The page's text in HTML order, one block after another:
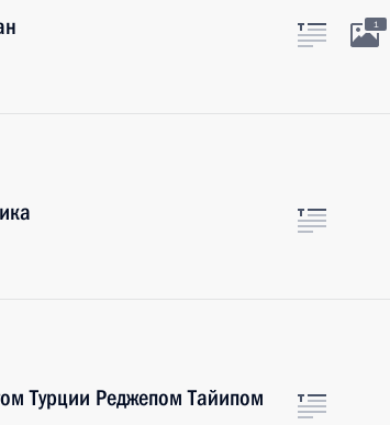
1
Турции Реджепом Тайипом